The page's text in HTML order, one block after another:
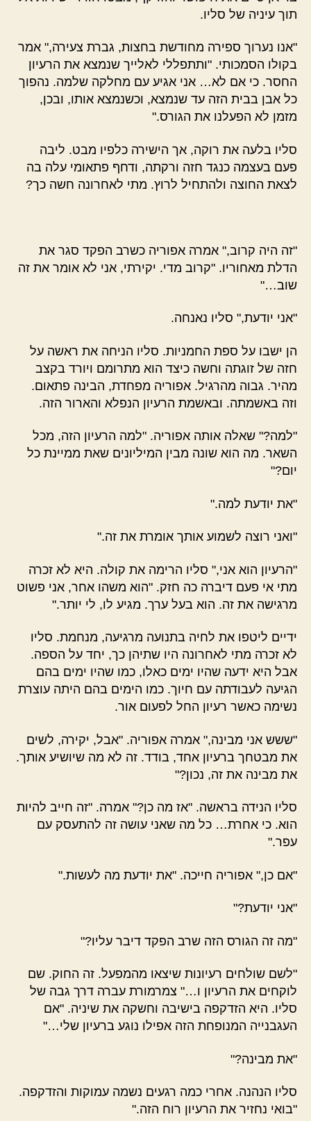
תוך עיניה של סליו.
"אנו נערוך ספירה מחודשת בחצות, גברת צעירה," אמר
בקולו הסמכותי. "ותתפללי לאלייך שנמצא את הרעיון
החסר. כי אם לא… אני אגיע עם מחלקה שלמה. נהפוך
כל אבן בבית הזה עד שנמצא, וכשנמצא אותו, ובכן,
מזמן לא הפעלנו את הגורס."
סליו בלעה את רוקה, אך הישירה כלפיו מבט. ליבה
פעם בעצמה כנגד חזה ורקתה, ודחף פתאומי עלה בה
לצאת החוצה ולהתחיל לרוץ. מתי לאחרונה חשה כך?
"זה היה קרוב," אמרה אפוריה כשרב הפקד סגר את
הדלת מאחוריו. "קרוב מדי. יקירתי, אני לא אומר את זה
שוב…"
"אני יודעת," סליו נאנחה.
הן ישבו על ספת החמניות. סליו הניחה את ראשה על
חזה של זוגתה וחשה כיצד הוא מתרומם ויורד בקצב
מהיר. גבוה מהרגיל. אפוריה מפחדת, הבינה פתאום.
וזה באשמתה. ובאשמת הרעיון הנפלא והארור הזה.
"למה?" שאלה אותה אפוריה. "למה הרעיון הזה, מכל
השאר. מה הוא שונה מבין המיליונים שאת ממיינת כל
יום?"
"את יודעת למה."
"ואני רוצה לשמוע אותך אומרת את זה."
"הרעיון הוא אני," סליו הרימה את קולה. היא לא זכרה
מתי אי פעם דיברה כה חזק. "הוא משהו אחר, אני פשוט
מרגישה את זה. הוא בעל ערך. מגיע לו, לי יותר."
ידיים ליטפו את לחיה בתנועה מרגיעה, מנחמת. סליו
לא זכרה מתי לאחרונה היו שתיהן כך, יחד על הספה.
אבל היא ידעה שהיו ימים כאלו, כמו שהיו ימים בהם
הגיעה לעבודתה עם חיוך. כמו הימים בהם היתה עוצרת
נשימה כאשר רעיון החל לפעום אור.
"ששש אני מבינה," אמרה אפוריה. "אבל, יקירה, לשים
את מבטחך ברעיון אחד, בודד. זה לא מה שיושיע אותך.
את מבינה את זה, נכון?"
סליו הנידה בראשה. "אז מה כן?" אמרה. "זה חייב להיות
הוא. כי אחרת… כל מה שאני עושה זה להתעסק עם
עפר."
"אם כן," אפוריה חייכה. "את יודעת מה לעשות."
"אני יודעת?"
"מה זה הגורס הזה שרב הפקד דיבר עליו?"
"לשם שולחים רעיונות שיצאו מהמפעל. זה החוק. שם
לוקחים את הרעיון ו…" צמרמורת עברה דרך גבה של
סליו. היא הזדקפה בישיבה וחשקה את שיניה. "אם
העגבנייה המנופחת הזה אפילו נוגע ברעיון שלי…"
"את מבינה?"
סליו הנהנה. אחרי כמה רגעים נשמה עמוקות והזדקפה.
"בואי נחזיר את הרעיון רוח הזה."